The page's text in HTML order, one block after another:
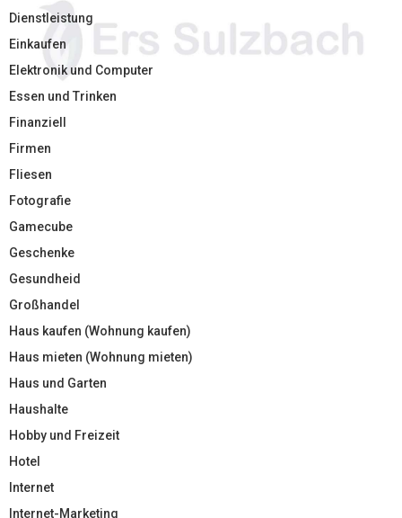
Dienstleistung
Einkaufen
Elektronik und Computer
Essen und Trinken
Finanziell
Firmen
Fliesen
Fotografie
Gamecube
Geschenke
Gesundheid
Großhandel
Haus kaufen (Wohnung kaufen)
Haus mieten (Wohnung mieten)
Haus und Garten
Haushalte
Hobby und Freizeit
Hotel
Internet
Internet-Marketing